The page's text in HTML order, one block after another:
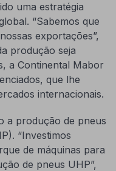
uma estratégia
“Sabemos que
exportações”,
produção seja
a Continental Mabor
que lhe
internacionais.
a produção de pneus
“Investimos
de máquinas para
de pneus UHP”,